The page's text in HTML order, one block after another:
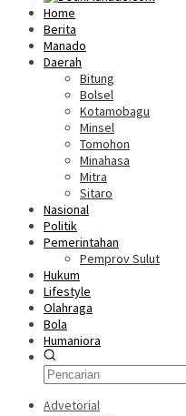
Home
Berita
Manado
Daerah
Bitung
Bolsel
Kotamobagu
Minsel
Tomohon
Minahasa
Mitra
Sitaro
Nasional
Politik
Pemerintahan
Pemprov Sulut
Hukum
Lifestyle
Olahraga
Bola
Humaniora
Advetorial